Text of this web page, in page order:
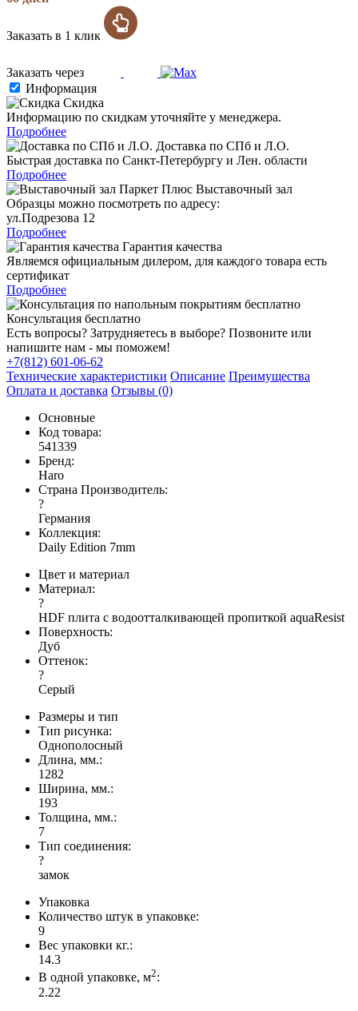
Заказать в 1 клик
Заказать через
Информация
Скидка
Информацию по скидкам уточняйте у менеджера.
Подробнее
Доставка по СПб и Л.О.
Быстрая доставка по Санкт-Петербургу и Лен. области
Подробнее
Выставочный зал
Образцы можно посмотреть по адресу:
ул.Подрезова 12
Подробнее
Гарантия качества
Являемся официальным дилером, для каждого товара есть
сертификат
Подробнее
Консультация бесплатно
Есть вопросы? Затрудняетесь в выборе? Позвоните или
напишите нам - мы поможем!
+7(812) 601-06-62
Технические характеристики Описание Преимущества
Оплата и доставка Отзывы (0)
Основные
Код товара:
541339
Бренд:
Haro
Страна Производитель:
?
Германия
Коллекция:
Daily Edition 7mm
Цвет и материал
Материал:
?
HDF плита с водоотталкивающей пропиткой aquaResist
Поверхность:
Дуб
Оттенок:
?
Серый
Размеры и тип
Тип рисунка:
Однополосный
Длина, мм.:
1282
Ширина, мм.:
193
Толщина, мм.:
7
Тип соединения:
?
замок
Упаковка
Количество штук в упаковке:
9
Вес упаковки кг.:
14.3
В одной упаковке, м2:
2.22